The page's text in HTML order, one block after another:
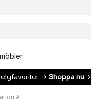
→ Shoppa nu
A